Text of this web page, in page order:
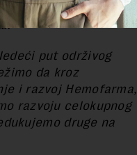
jedinstveno
put održivog
da kroz
i razvoj Hemofarma,
razvoju celokupnog
druge na